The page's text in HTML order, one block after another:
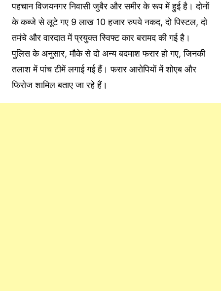
पहचान विजयनगर निवासी जुबैर और समीर के रूप में हुई है। दोनों
के कब्जे से लूटे गए 9 लाख 10 हजार रुपये नकद, दो पिस्टल, दो
तमंचे और वारदात में प्रयुक्त स्विफ्ट कार बरामद की गई है।
पुलिस के अनुसार, मौके से दो अन्य बदमाश फरार हो गए, जिनकी
तलाश में पांच टीमें लगाई गई हैं। फरार आरोपियों में शोएब और
फिरोज शामिल बताए जा रहे हैं।